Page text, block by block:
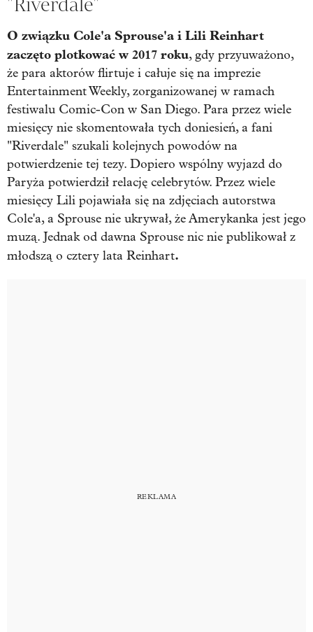
O związku Cole'a Sprouse'a i Lili Reinhart
zaczęto plotkować w 2017 roku, gdy przyuważono,
że para aktorów flirtuje i całuje się na imprezie
Entertainment Weekly, zorganizowanej w ramach
festiwalu Comic-Con w San Diego. Para przez wiele
miesięcy nie skomentowała tych doniesień, a fani
"Riverdale" szukali kolejnych powodów na
potwierdzenie tej tezy. Dopiero wspólny wyjazd do
Paryża potwierdził relację celebrytów. Przez wiele
miesięcy Lili pojawiała się na zdjęciach autorstwa
Cole'a, a Sprouse nie ukrywał, że Amerykanka jest jego
muzą. Jednak od dawna Sprouse nic nie publikował z
młodszą o cztery lata Reinhart.